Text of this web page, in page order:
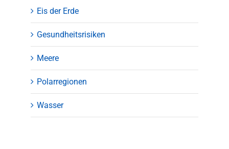
Eis der Erde
Gesundheitsrisiken
Meere
Polarregionen
Wasser